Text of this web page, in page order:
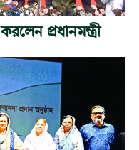
প্রধানমন্ত্রী